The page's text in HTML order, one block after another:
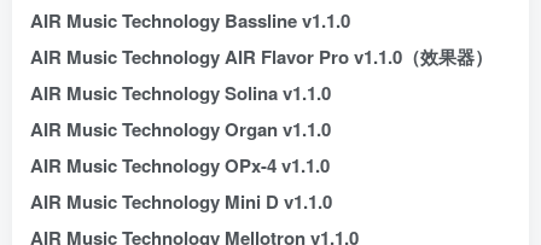
AIR Music Technology Bassline v1.1.0
AIR Music Technology AIR Flavor Pro v1.1.0（效果器）
AIR Music Technology Solina v1.1.0
AIR Music Technology Organ v1.1.0
AIR Music Technology OPx-4 v1.1.0
AIR Music Technology Mini D v1.1.0
AIR Music Technology Mellotron v1.1.0